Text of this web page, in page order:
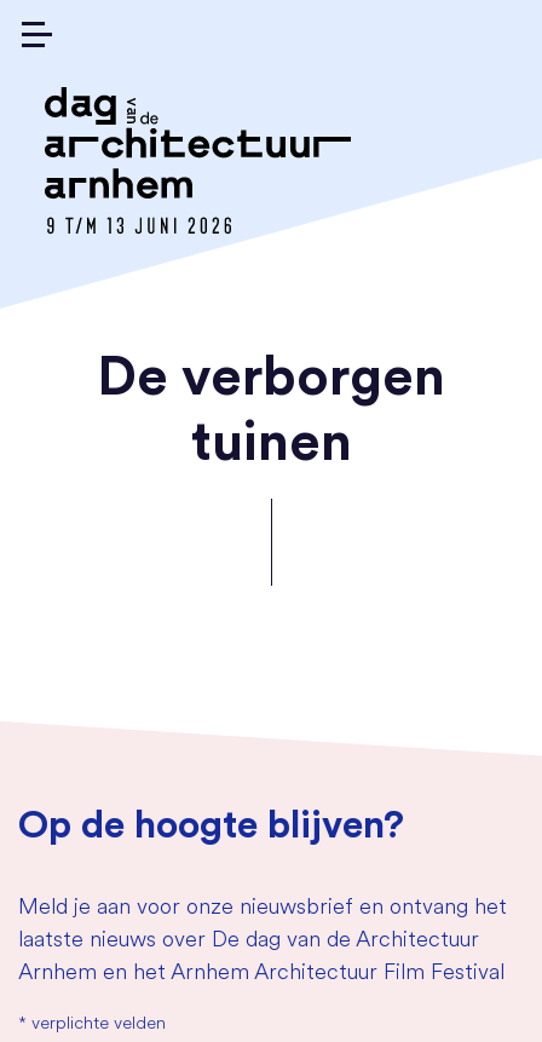
De verborgen
tuinen
Op de hoogte blijven?
Meld je aan voor onze nieuwsbrief en ontvang het
laatste nieuws over De dag van de Architectuur
Arnhem en het Arnhem Architectuur Film Festival
* verplichte velden